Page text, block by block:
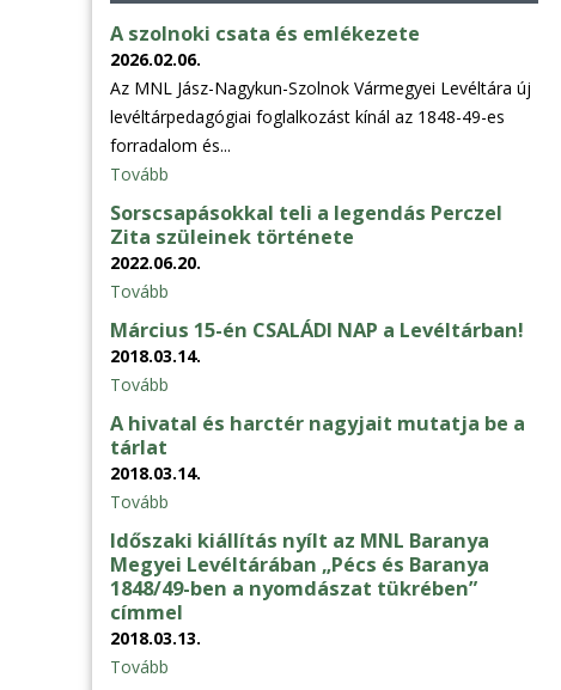
A szolnoki csata és emlékezete
2026.02.06.
Az MNL Jász-Nagykun-Szolnok Vármegyei Levéltára új
levéltárpedagógiai foglalkozást kínál az 1848-49-es
forradalom és...
Tovább
Sorscsapásokkal teli a legendás Perczel
Zita szüleinek története
2022.06.20.
Tovább
Március 15-én CSALÁDI NAP a Levéltárban!
2018.03.14.
Tovább
A hivatal és harctér nagyjait mutatja be a
tárlat
2018.03.14.
Tovább
Időszaki kiállítás nyílt az MNL Baranya
Megyei Levéltárában „Pécs és Baranya
1848/49-ben a nyomdászat tükrében”
címmel
2018.03.13.
Tovább